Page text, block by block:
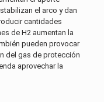
el arco y dan
cantidades
de H2 aumentan la
pueden provocar
del gas de protección
aprovechar la